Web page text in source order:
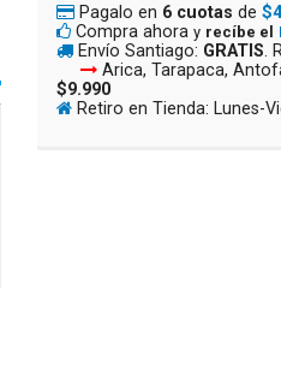
Pagalo en 6 cuotas de
Compra ahora y recíbe el
Envío Santiago: GRATIS.
Arica, Tarapaca,
$9.990
Retiro en Tienda: Lunes-